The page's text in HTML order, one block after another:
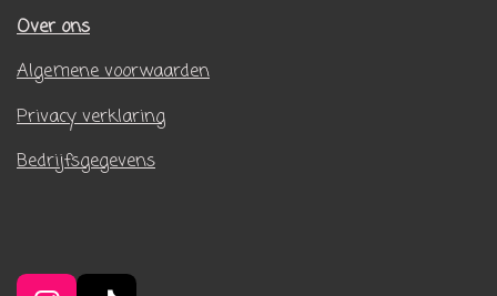
Over ons
Algemene voorwaarden
Privacy verklaring
Bedrijfsgegevens